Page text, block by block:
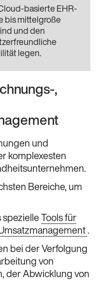
basierte EHR-
bis mittelgroße
und den
legen.
,
und
komplexesten
Bereiche, um
spezielle Tools für
.
bei der Verfolgung
von
der Abwicklung von